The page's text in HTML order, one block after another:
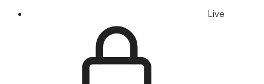
Live